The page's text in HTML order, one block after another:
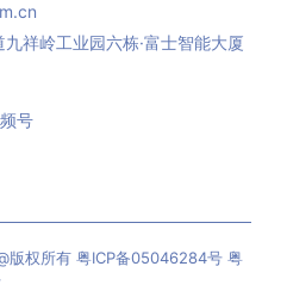
祥岭工业园六栋·富士智能大厦
号
版权所有 粤ICP备05046284号 粤